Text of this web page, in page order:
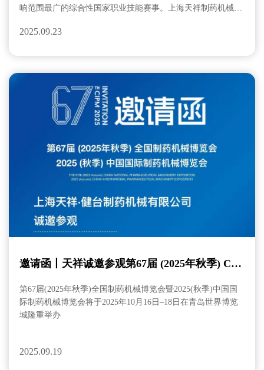
响范围最广的综合性国家职业技能赛事。上海天祥制药机械有
智能化的设备性能为赛事保驾护
2025.09.23
邀请函丨天祥诚邀参观第67届 (2025年秋季) CIP
第67届(2025年秋季)全国制药机械博览会暨2025(秋季)中国国
际制药机械博览会将于2025年10月16日–18日在青岛世界博览
城隆重举办
2025.09.19